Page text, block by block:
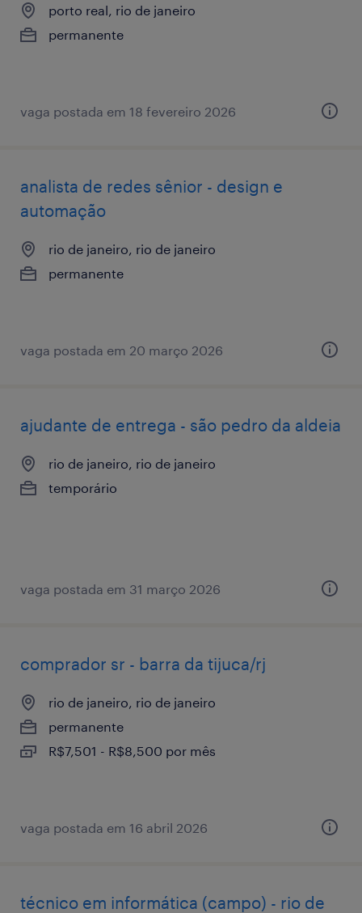
porto real, rio de janeiro
permanente
vaga postada em 18 fevereiro 2026
analista de redes sênior - design e
automação
rio de janeiro, rio de janeiro
permanente
vaga postada em 20 março 2026
ajudante de entrega - são pedro da aldeia
rio de janeiro, rio de janeiro
temporário
vaga postada em 31 março 2026
comprador sr - barra da tijuca/rj
rio de janeiro, rio de janeiro
permanente
R$7,501 - R$8,500 por mês
vaga postada em 16 abril 2026
técnico em informática (campo) - rio de